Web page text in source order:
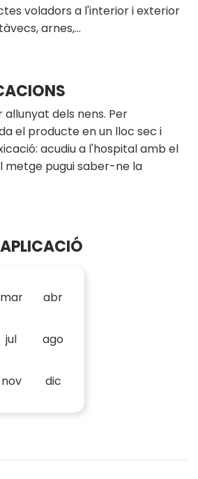
voladors a l'interior i exterior
arnes,...
allunyat dels nens. Per
el producte en un lloc sec i
acudiu a l'hospital amb el
metge pugui saber-ne la
mar abr
jul ago
nov dic